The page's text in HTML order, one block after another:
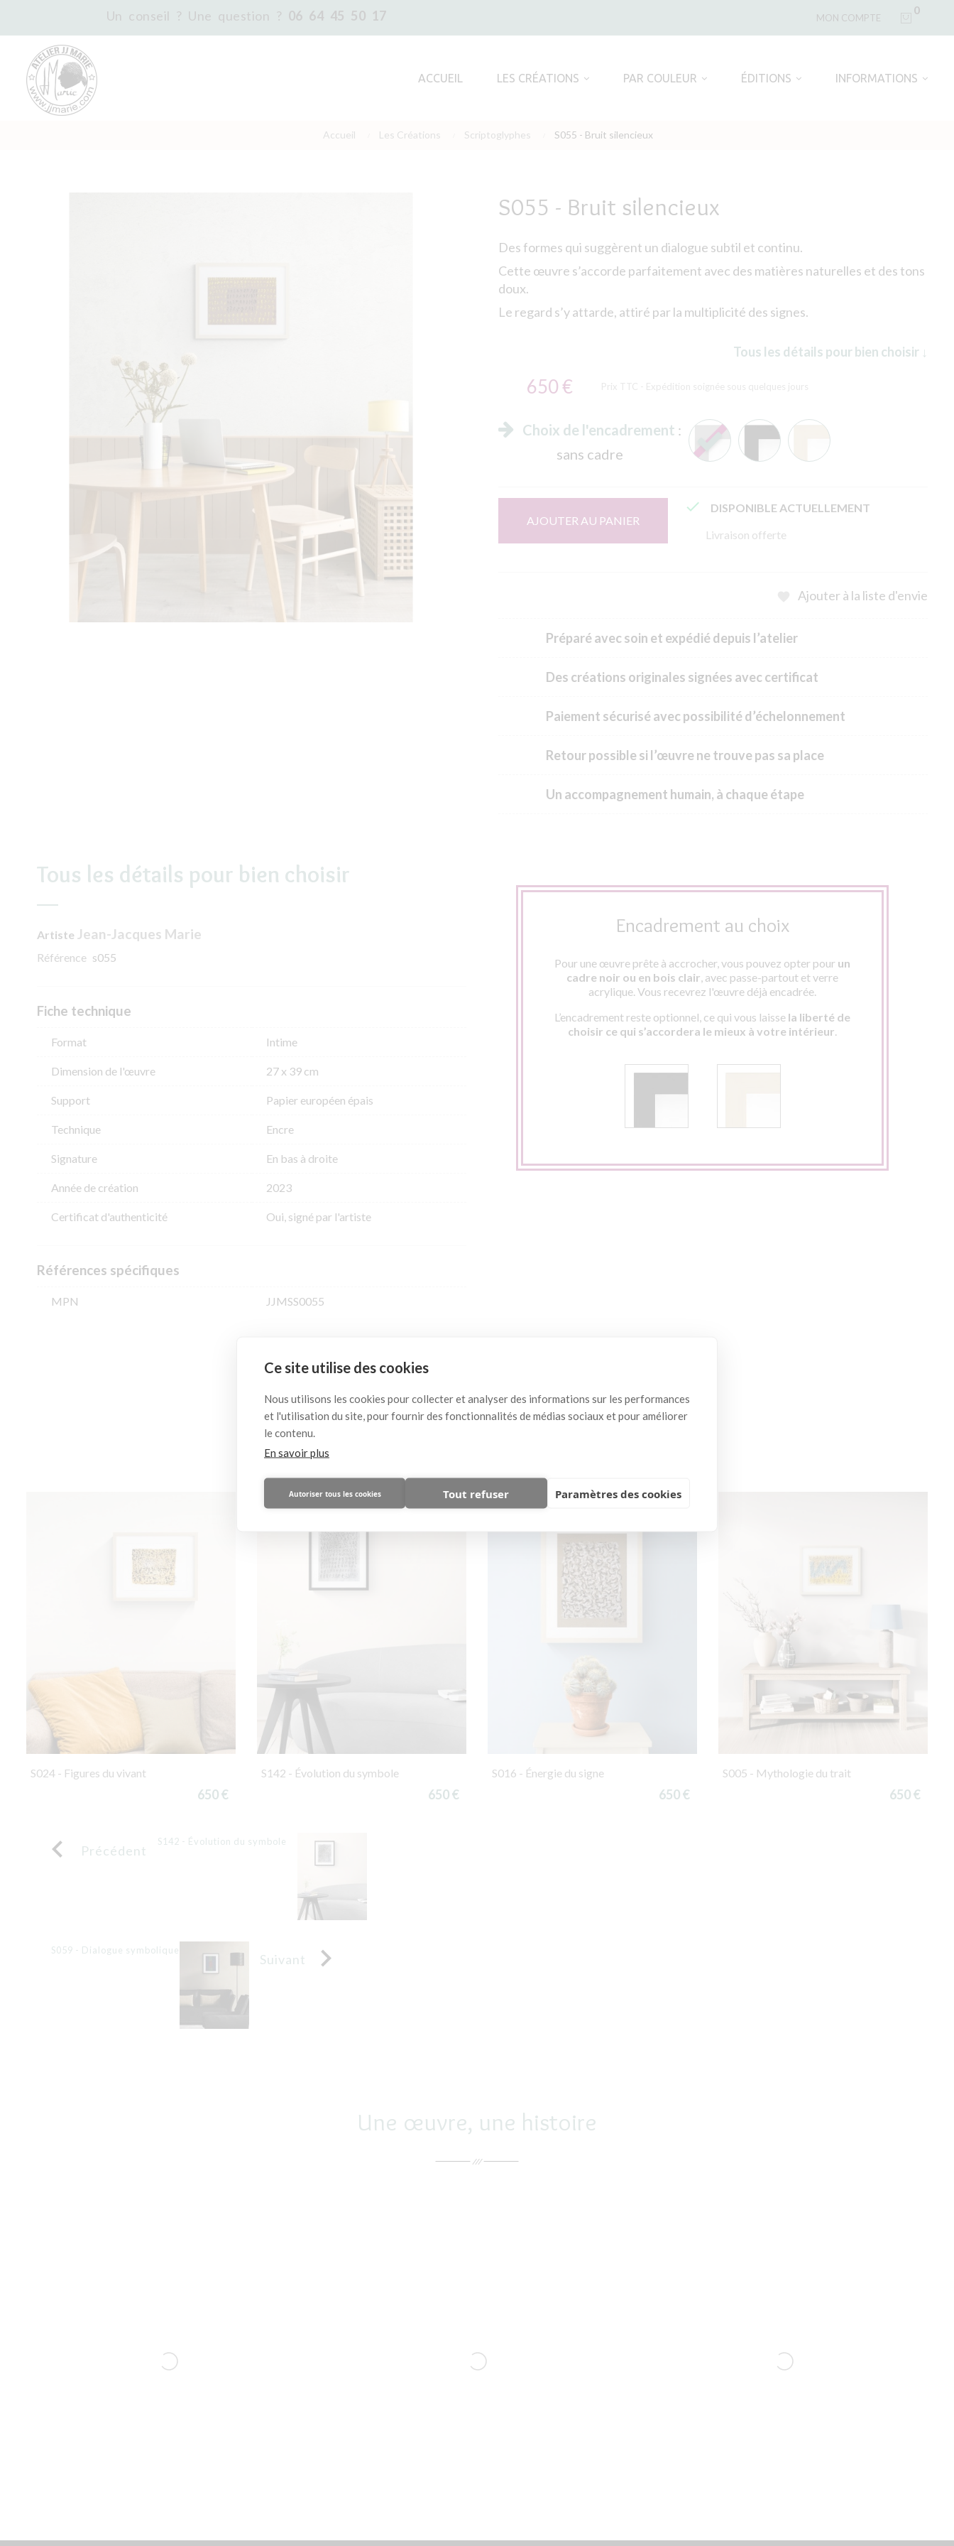
Ce site utilise des cookies
Nous utilisons les cookies pour collecter et analyser des informations sur les performances
et l'utilisation du site, pour fournir des fonctionnalités de médias sociaux et pour améliorer
le contenu.
En savoir plus
Autoriser tous les cookies Tout refuser Paramètres des cookies
Un conseil ? Une question ? 06 64 45 50 17 MON COMPTE
0
ACCUEIL LES CRÉATIONS PAR COULEUR ÉDITIONS INFORMATIONS
Accueil Les Créations Scriptoglyphes S055 - Bruit silencieux
S055 - Bruit silencieux
Des formes qui suggèrent un dialogue subtil et continu.
Cette œuvre s’accorde parfaitement avec des matières naturelles et des tons
doux.
Le regard s’y attarde, attiré par la multiplicité des signes.
Tous les détails pour bien choisir ↓
650 € Prix TTC - Expédition soignée sous quelques jours
Choix de l'encadrement :
sans cadre
AJOUTER AU PANIER
 DISPONIBLE ACTUELLEMENT
Livraison offerte
Ajouter à la liste d'envie
Préparé avec soin et expédié depuis l’atelier
Des créations originales signées avec certificat
Paiement sécurisé avec possibilité d’échelonnement
Retour possible si l’œuvre ne trouve pas sa place
Un accompagnement humain, à chaque étape
Tous les détails pour bien choisir
Artiste Jean-Jacques Marie
Référence s055
Fiche technique
Format Intime
Dimension de l'​œuvre 27 x 39 cm
Support Papier européen épais
Technique Encre
Signature En bas à droite
Année de création 2023
Certificat d'authenticité Oui, signé par l'artiste
Références spécifiques
MPN JJMSS0055
Encadrement au choix
Pour une œuvre prête à accrocher, vous pouvez opter pour un
cadre noir ou en bois clair, avec passe-partout et verre
acrylique. Vous recevrez l'œuvre déjà encadrée.
L’encadrement reste optionnel, ce qui vous laisse la liberté de
choisir ce qui s’accordera le mieux à votre intérieur.
Ceci pourrait vous plaire également
S024 - Figures du vivant
650 €
S142 - Évolution du symbole
650 €
S016 - Énergie du signe
650 €
S005 - Mythologie du trait
650 €
 Précédent
S142 - Évolution du symbole
Suivant 
S059 - Dialogue symbolique
Une œuvre, une histoire